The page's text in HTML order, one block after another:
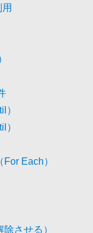
）
）
Each）
させる）